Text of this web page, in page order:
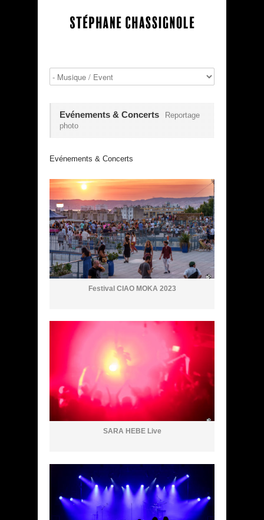
Evénements & Concerts
Reportage
photo
Evénements & Concerts
Festival CIAO MOKA 2023
SARA HEBE Live